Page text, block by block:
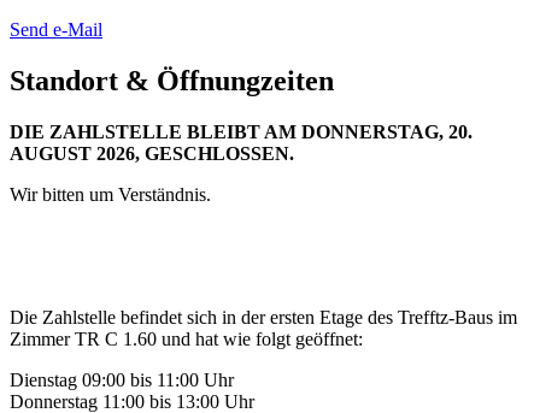
Send e-Mail
Standort & Öffnungzeiten
DIE ZAHLSTELLE BLEIBT AM DONNERSTAG, 20.
AUGUST 2026, GESCHLOSSEN.
Wir bitten um Verständnis.
Die Zahlstelle befindet sich in der ersten Etage des Trefftz-Baus im
Zimmer TR C 1.60 und hat wie folgt geöffnet:
Dienstag 09:00 bis 11:00 Uhr
Donnerstag 11:00 bis 13:00 Uhr